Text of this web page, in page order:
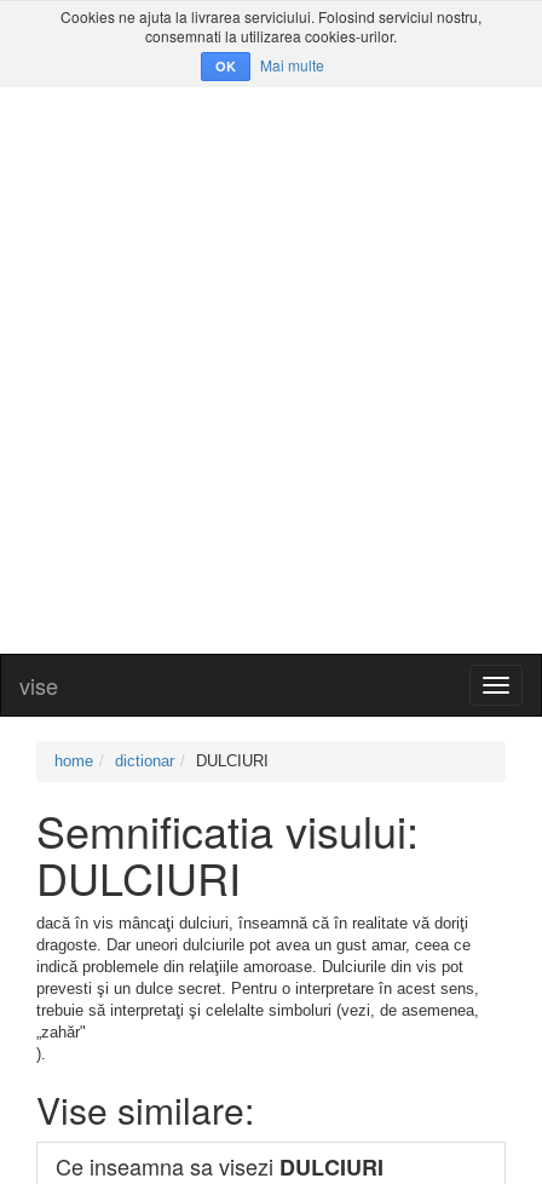
Cookies ne ajuta la livrarea serviciului. Folosind serviciul nostru,
consemnati la utilizarea cookies-urilor.
OK Mai multe
vise
home dictionar DULCIURI
Semnificatia visului:
DULCIURI
dacă în vis mâncaţi dulciuri, înseamnă că în realitate vă doriţi
dragoste. Dar uneori dulciurile pot avea un gust amar, ceea ce
indică problemele din relaţiile amoroase. Dulciurile din vis pot
prevesti şi un dulce secret. Pentru o interpretare în acest sens,
trebuie să interpretaţi şi celelalte simboluri (vezi, de asemenea,
„zahăr"
).
Vise similare:
Ce inseamna sa visezi DULCIURI